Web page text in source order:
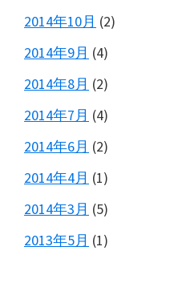
2014年10月 (2)
2014年9月 (4)
2014年8月 (2)
2014年7月 (4)
2014年6月 (2)
2014年4月 (1)
2014年3月 (5)
2013年5月 (1)